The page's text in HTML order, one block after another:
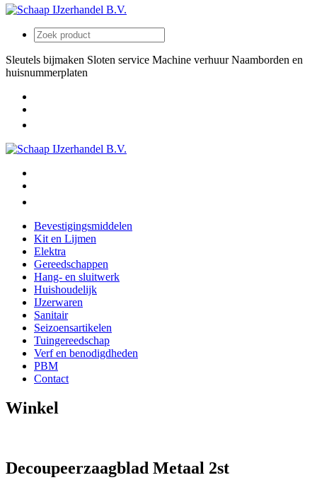
Sleutels bijmaken Sloten service Machine verhuur Naamborden en
huisnummerplaten
Bevestigingsmiddelen
Kit en Lijmen
Elektra
Gereedschappen
Hang- en sluitwerk
Huishoudelijk
IJzerwaren
Sanitair
Seizoensartikelen
Tuingereedschap
Verf en benodigdheden
PBM
Contact
Winkel
Decoupeerzaagblad Metaal 2st